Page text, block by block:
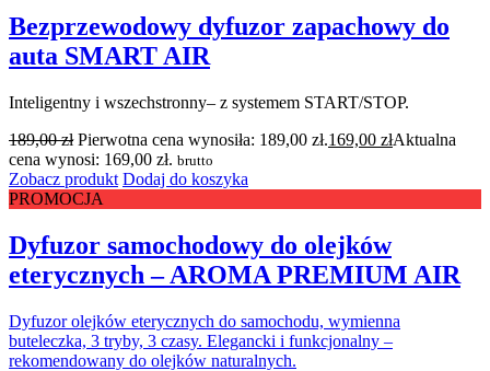
Bezprzewodowy dyfuzor zapachowy do
auta SMART AIR
Inteligentny i wszechstronny– z systemem START/STOP.
189,00zł Pierwotna cena wynosiła: 189,00 zł.169,00 złAktualna
cena wynosi: 169,00 zł. brutto
Zobacz produkt Dodaj do koszyka
PROMOCJA
Dyfuzor samochodowy do olejków
eterycznych – AROMA PREMIUM AIR
Dyfuzor olejków eterycznych do samochodu, wymienna
buteleczka, 3 tryby, 3 czasy. Elegancki i funkcjonalny –
rekomendowany do olejków naturalnych.